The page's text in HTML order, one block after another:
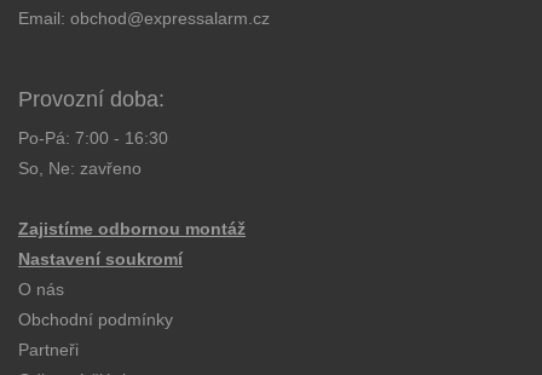
Email: obchod@expressalarm.cz
Provozní doba:
Po-Pá: 7:00 - 16:30
So, Ne: zavřeno
Zajistíme odbornou montáž
Nastavení soukromí
O nás
Obchodní podmínky
Partneři